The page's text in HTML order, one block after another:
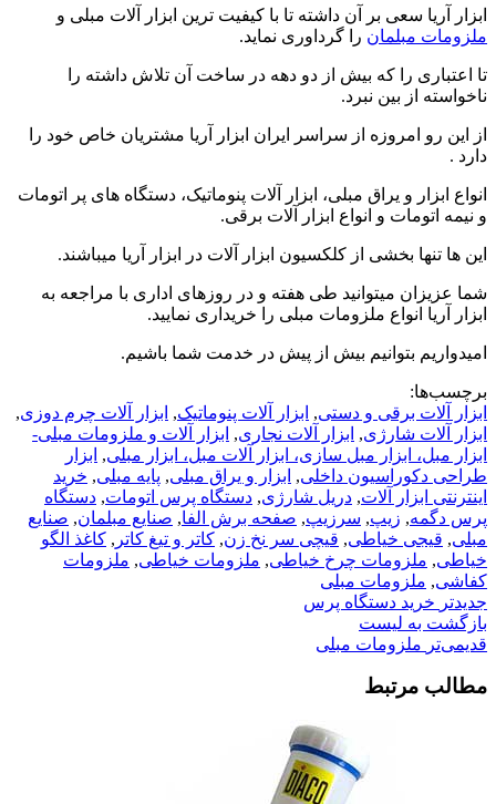
ابزار آریا سعی بر آن داشته تا با کیفیت ترین ابزار آلات مبلی و
ملزومات مبلمان را گرداوری نماید.
تا اعتباری را که بیش از دو دهه در ساخت آن تلاش داشته را
ناخواسته از بین نبرد.
از این رو امروزه از سراسر ایران ابزار آریا مشتریان خاص خود را
دارد .
انواع ابزار و یراق مبلی، ابزار آلات پنوماتیک، دستگاه های پر اتومات
و نیمه اتومات و انواع ابزار آلات برقی.
این ها تنها بخشی از کلکسیون ابزار آلات در ابزار آریا میباشند.
شما عزیزان میتوانید طی هفته و در روزهای اداری با مراجعه به
ابزار آریا انواع ملزومات مبلی را خریداری نمایید.
امیدواریم بتوانیم بیش از پیش در خدمت شما باشیم.
برچسب‌ها:
ابزار آلات برقی و دستی, ابزار آلات پنوماتیک, ابزار آلات چرم دوزی,
ابزار آلات شارژی, ابزار آلات نجاری, ابزار آلات و ملزومات مبلی-
ابزار مبل، ابزار مبل سازی، ابزار آلات مبل، ابزار مبلی, ابزار
طراحی دکوراسیون داخلی, ابزار و یراق مبلی, پایه مبلی, خرید
اینترنتی ابزار آلات, دریل شارژی, دستگاه پرس اتومات, دستگاه
پرس دگمه, زیپ, سرزیپ, صفحه برش الفا, صنایع مبلمان, صنایع
مبلی, قیجی خیاطی, قیچی سر نخ زن, کاتر و تیغ کاتر , کاغذ الگو
خیاطی, ملزومات چرخ خیاطی, ملزومات خیاطی, ملزومات
کفاشی, ملزومات مبلی
جدیدتر خرید دستگاه پرس
بازگشت به لیست
قدیمی‌تر ملزومات مبلی
مطالب مرتبط